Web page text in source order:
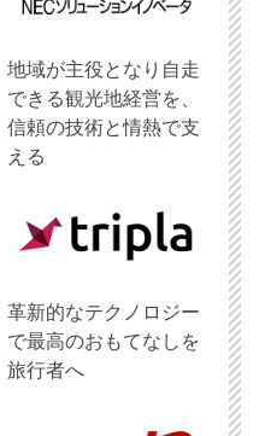
地域が主役となり自走
できる観光地経営を、
信頼の技術と情熱で支
える
革新的なテクノロジー
で最高のおもてなしを
旅行者へ